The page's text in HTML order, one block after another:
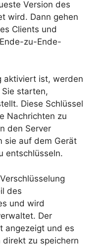
Version des
wird. Dann gehen
Clients und
zu-Ende-
aktiviert ist, werden
starten,
Diese Schlüssel
Nachrichten zu
den Server
sie auf dem Gerät
entschlüsseln.
des
und wird
Der
angezeigt und es
zu speichern